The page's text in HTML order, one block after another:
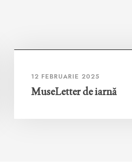
12 FEBRUARIE 2025
MuseLetter de iarnă